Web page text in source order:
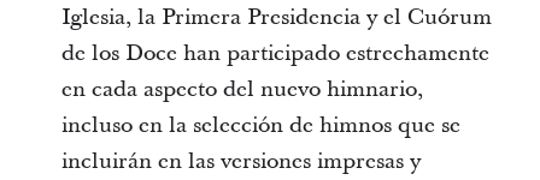
Iglesia, la Primera Presidencia y el Cuórum
de los Doce han participado estrechamente
en cada aspecto del nuevo himnario,
incluso en la selección de himnos que se
incluirán en las versiones impresas y